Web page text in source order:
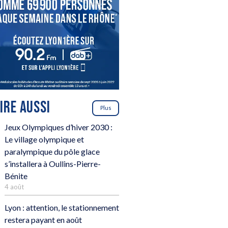
AUSSI Plus
Jeux Olympiques d’hiver 2030 :
Le village olympique et
paralympique du pôle glace
s’installera à Oullins-Pierre-
Bénite
4 août
Lyon : attention, le stationnement
restera payant en août